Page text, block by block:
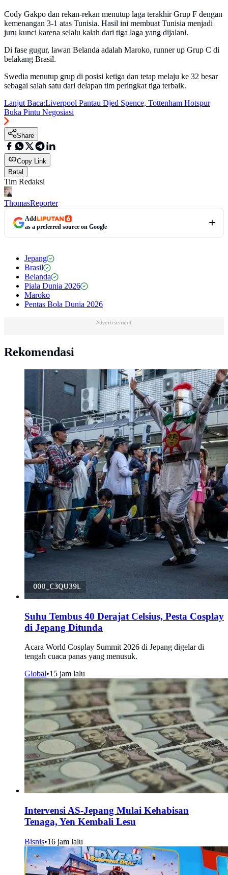
Cody Gakpo dan rekan-rekan menutup laga terakhir Grup F dengan
kemenangan 3-1 atas Tunisia. Hasil ini membuat Tunisia menjadi
juru kunci karena selalu kalah dari tiga laga yang dijalani.
Di fase gugur, lawan Belanda adalah Maroko, runner up Grup C di
belakang Brasil.
Swedia menutup grup di posisi ketiga dan tetap melaju ke 32 besar
sebagai salah satu dari delapan tim peringkat tiga terbaik.
Lanjut Baca:Liverpool Pantau Djed Spence, Tottenham Hotspur
Buka Pintu Negosiasi
Share
Copy Link
Batal
Tim Redaksi
ThomasReporter
Add
as a preferred source on Google
Jepang
Brasil
Belanda
Piala Dunia 2026
Maroko
Pentas Bola Dunia 2026
Advertisement
Rekomendasi
Suhu Tembus 40 Derajat Celsius, Pesta Cosplay
di Jepang Ditunda
Acara World Cosplay Summit 2026 di Jepang digelar di
tengah cuaca panas yang menusuk.
Global•15 jam lalu
Intervensi AS-Jepang Mulai Kehabisan
Tenaga, Yen Kembali Lesu
Bisnis•16 jam lalu